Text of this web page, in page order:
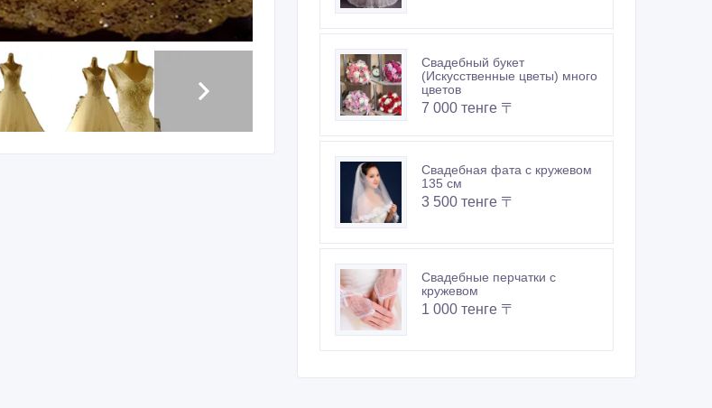
Свадебный букет
(Искусственные цветы) много
цветов
7 000 тенге 〒
Свадебная фата с кружевом
135 см
3 500 тенге 〒
Свадебные перчатки с
кружевом
1 000 тенге 〒